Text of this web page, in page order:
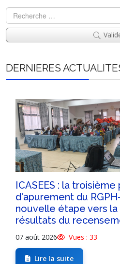
DERNIERES
ICASEES : la troisième
d'apurement du
nouvelle étape vers la
résultats du
07 août 2026 Vues : 33
Lire la suite